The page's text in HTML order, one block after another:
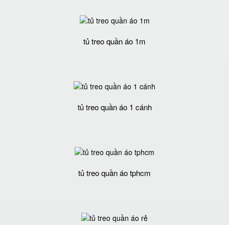
tủ treo quần áo 1m
tủ treo quần áo 1 cánh
tủ treo quần áo tphcm